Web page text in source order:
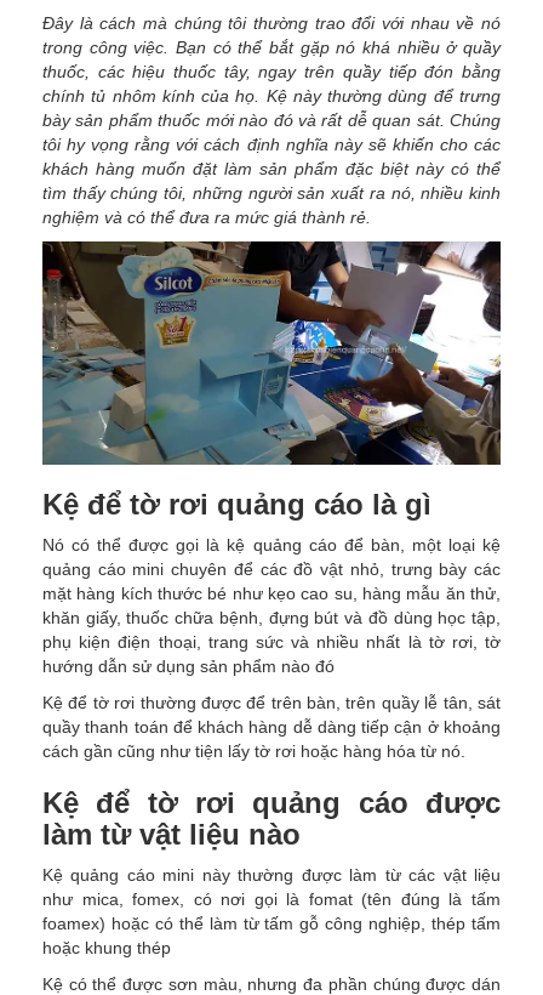
Đây là cách mà chúng tôi thường trao đổi với nhau về nó
trong công việc. Bạn có thể bắt gặp nó khá nhiều ở quầy
thuốc, các hiệu thuốc tây, ngay trên quầy tiếp đón bằng
chính tủ nhôm kính của họ. Kệ này thường dùng để trưng
bày sản phẩm thuốc mới nào đó và rất dễ quan sát. Chúng
tôi hy vọng rằng với cách định nghĩa này sẽ khiến cho các
khách hàng muốn đặt làm sản phẩm đặc biệt này có thể
tìm thấy chúng tôi, những người sản xuất ra nó, nhiều kinh
nghiệm và có thể đưa ra mức giá thành rẻ.
Kệ để tờ rơi quảng cáo là gì
Nó có thể được gọi là kệ quảng cáo để bàn, một loại kệ
quảng cáo mini chuyên để các đồ vật nhỏ, trưng bày các
mặt hàng kích thước bé như kẹo cao su, hàng mẫu ăn thử,
khăn giấy, thuốc chữa bệnh, đựng bút và đồ dùng học tập,
phụ kiện điện thoại, trang sức và nhiều nhất là tờ rơi, tờ
hướng dẫn sử dụng sản phẩm nào đó
Kệ để tờ rơi thường được để trên bàn, trên quầy lễ tân, sát
quầy thanh toán để khách hàng dễ dàng tiếp cận ở khoảng
cách gần cũng như tiện lấy tờ rơi hoặc hàng hóa từ nó.
Kệ để tờ rơi quảng cáo được
làm từ vật liệu nào
Kệ quảng cáo mini này thường được làm từ các vật liệu
như mica, fomex, có nơi gọi là fomat (tên đúng là tấm
foamex) hoặc có thể làm từ tấm gỗ công nghiệp, thép tấm
hoặc khung thép
Kệ có thể được sơn màu, nhưng đa phần chúng được dán